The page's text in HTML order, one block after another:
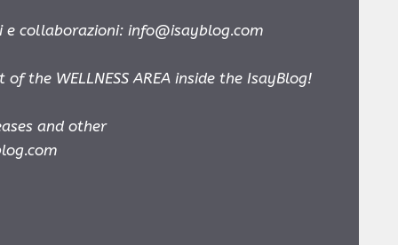
e collaborazioni: info@isayblog.com
the WELLNESS AREA inside the IsayBlog!
and other